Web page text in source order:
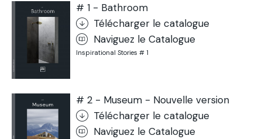
# 1 - Bathroom
Télécharger le catalogue
Naviguez le Catalogue
Inspirational Stories # 1
# 2 - Museum - Nouvelle version
Télécharger le catalogue
Naviguez le Catalogue